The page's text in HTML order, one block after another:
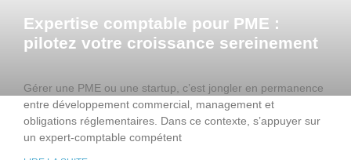
Expertise comptable pour PME :
pilotez votre croissance sereinement
Gérer une PME ou une startup, c’est jongler en permanence
entre développement commercial, management et
obligations réglementaires. Dans ce contexte, s’appuyer sur
un expert-comptable compétent